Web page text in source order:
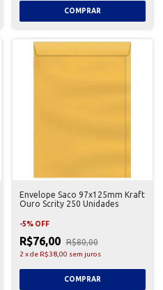
Envelope Saco 97x125mm Kraft
Ouro Scrity 250 Unidades
-5% OFF
R$76,00 R$80,00
2 xde R$38,00 sem juros